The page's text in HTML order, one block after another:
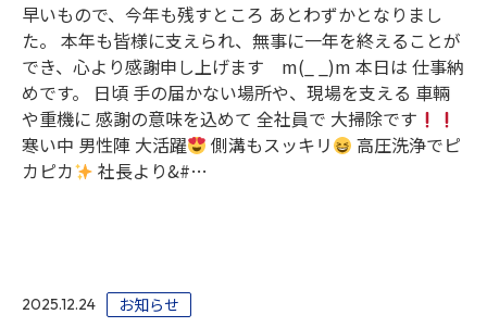
早いもので、今年も残すところ あとわずかとなりまし
た。 本年も皆様に支えられ、無事に一年を終えることが
でき、心より感謝申し上げます m(_ _)m 本日は 仕事納
めです。 日頃 手の届かない場所や、現場を支える 車輛
や重機に 感謝の意味を込めて 全社員で 大掃除です
寒い中 男性陣 大活躍
側溝もスッキリ
高圧洗浄でピ
カピカ
社長より&#…
2025.12.24 お知らせ